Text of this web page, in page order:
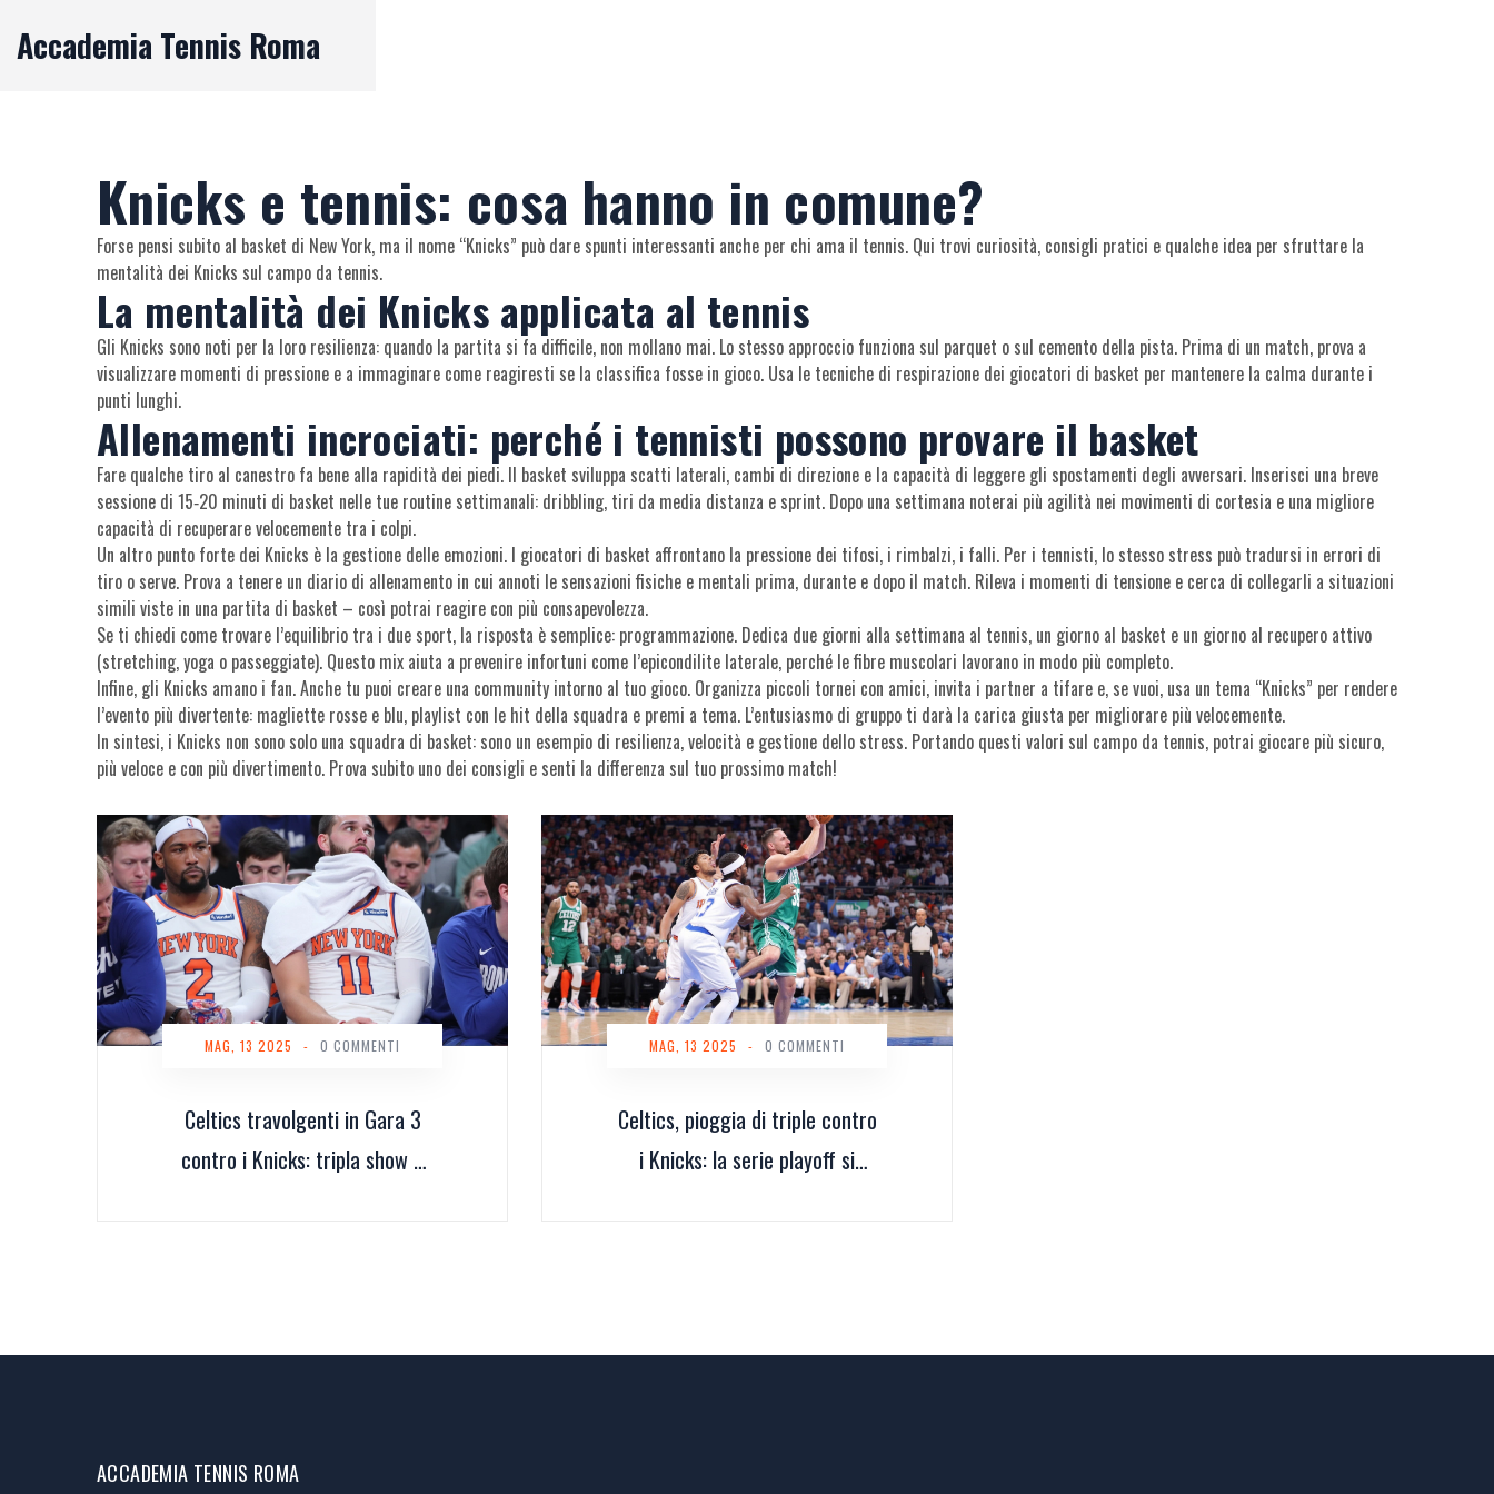
Accademia Tennis Roma
Knicks e tennis: cosa hanno in comune?
Forse pensi subito al basket di New York, ma il nome “Knicks” può dare spunti interessanti anche per chi ama il tennis. Qui trovi curiosità, consigli pratici e qualche idea per sfruttare la
mentalità dei Knicks sul campo da tennis.
La mentalità dei Knicks applicata al tennis
Gli Knicks sono noti per la loro resilienza: quando la partita si fa difficile, non mollano mai. Lo stesso approccio funziona sul parquet o sul cemento della pista. Prima di un match, prova a
visualizzare momenti di pressione e a immaginare come reagiresti se la classifica fosse in gioco. Usa le tecniche di respirazione dei giocatori di basket per mantenere la calma durante i
punti lunghi.
Allenamenti incrociati: perché i tennisti possono provare il basket
Fare qualche tiro al canestro fa bene alla rapidità dei piedi. Il basket sviluppa scatti laterali, cambi di direzione e la capacità di leggere gli spostamenti degli avversari. Inserisci una breve
sessione di 15‑20 minuti di basket nelle tue routine settimanali: dribbling, tiri da media distanza e sprint. Dopo una settimana noterai più agilità nei movimenti di cortesia e una migliore
capacità di recuperare velocemente tra i colpi.
Un altro punto forte dei Knicks è la gestione delle emozioni. I giocatori di basket affrontano la pressione dei tifosi, i rimbalzi, i falli. Per i tennisti, lo stesso stress può tradursi in errori di
tiro o serve. Prova a tenere un diario di allenamento in cui annoti le sensazioni fisiche e mentali prima, durante e dopo il match. Rileva i momenti di tensione e cerca di collegarli a situazioni
simili viste in una partita di basket – così potrai reagire con più consapevolezza.
Se ti chiedi come trovare l’equilibrio tra i due sport, la risposta è semplice: programmazione. Dedica due giorni alla settimana al tennis, un giorno al basket e un giorno al recupero attivo
(stretching, yoga o passeggiate). Questo mix aiuta a prevenire infortuni come l’epicondilite laterale, perché le fibre muscolari lavorano in modo più completo.
Infine, gli Knicks amano i fan. Anche tu puoi creare una community intorno al tuo gioco. Organizza piccoli tornei con amici, invita i partner a tifare e, se vuoi, usa un tema “Knicks” per rendere
l’evento più divertente: magliette rosse e blu, playlist con le hit della squadra e premi a tema. L’entusiasmo di gruppo ti darà la carica giusta per migliorare più velocemente.
In sintesi, i Knicks non sono solo una squadra di basket: sono un esempio di resilienza, velocità e gestione dello stress. Portando questi valori sul campo da tennis, potrai giocare più sicuro,
più veloce e con più divertimento. Prova subito uno dei consigli e senti la differenza sul tuo prossimo match!
Celtics travolgenti in Gara 3
contro i Knicks: tripla show e
MAG, 13 2025 - 0 COMMENTI
Celtics, pioggia di triple contro
i Knicks: la serie playoff si
MAG, 13 2025 - 0 COMMENTI
ACCADEMIA TENNIS ROMA